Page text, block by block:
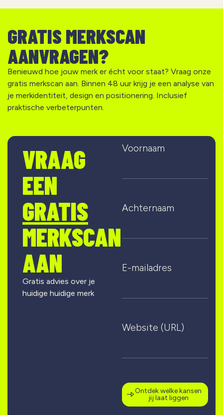
GRATIS MERKSCAN
AANVRAGEN?
Benieuwd hoe jouw merk er écht voor staat? Vraag onze
gratis merkscan aan. Binnen 48 uur krijg je een analyse van
je merkidentiteit, design en positionering. Inclusief
praktische verbeterpunten.
VRAAG
EEN
GRATIS
MERKSCAN
AAN
Gratis advies over je
huidige huidige merk
Voornaam
Achternaam
E-mailadres
Website (URL)
Ontdek welke kansen
jij laat liggen